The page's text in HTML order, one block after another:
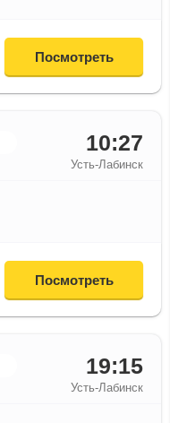
Посмотреть
10:27
Усть-Лабинск
Посмотреть
19:15
Усть-Лабинск